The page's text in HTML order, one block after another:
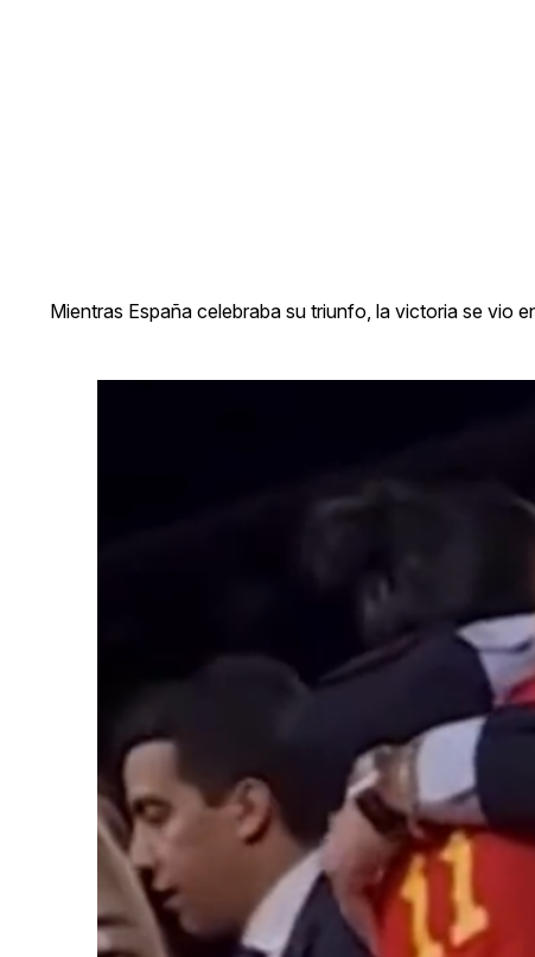
Mientras España celebraba su triunfo, la victoria se vio